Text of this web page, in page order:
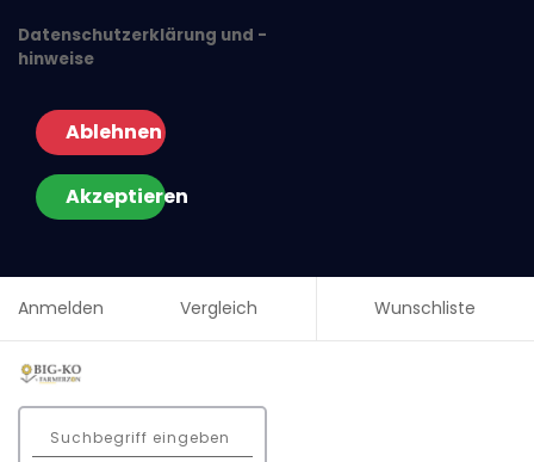
Datenschutzerklärung und -
hinweise
Ablehnen
Akzeptieren
Anmelden Vergleich Wunschliste